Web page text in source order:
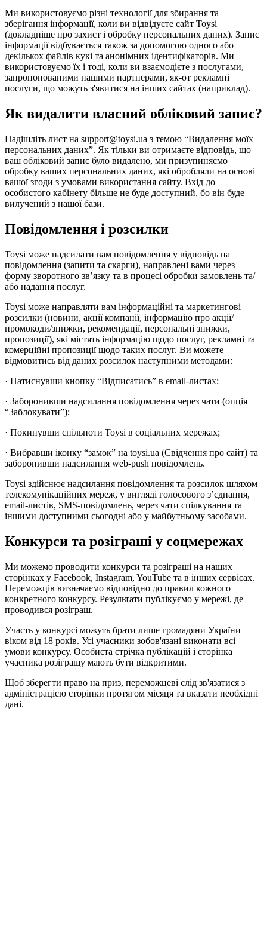
Ми використовуємо різні технології для збирання та
зберігання інформації, коли ви відвідуєте сайт Toysi
(докладніше про захист і обробку персональних даних). Запис
інформації відбувається також за допомогою одного або
декількох файлів кукі та анонімних ідентифікаторів. Ми
використовуємо їх і тоді, коли ви взаємодієте з послугами,
запропонованими нашими партнерами, як-от рекламні
послуги, що можуть з'явитися на інших сайтах (наприклад).
Як видалити власний обліковий запис?
Надішліть лист на support@toysi.ua з темою “Видалення моїх
персональних даних”. Як тільки ви отримаєте відповідь, що
ваш обліковий запис було видалено, ми призупиняємо
обробку ваших персональних даних, які обробляли на основі
вашої згоди з умовами використання сайту. Вхід до
особистого кабінету більше не буде доступний, бо він буде
вилучений з нашої бази.
Повідомлення і розсилки
Toysi може надсилати вам повідомлення у відповідь на
повідомлення (запити та скарги), направлені вами через
форму зворотного зв’язку та в процесі обробки замовлень та/
або надання послуг.
Toysi може направляти вам інформаційні та маркетингові
розсилки (новини, акції компанії, інформацію про акції/
промокоди/знижки, рекомендації, персональні знижки,
пропозиції), які містять інформацію щодо послуг, рекламні та
комерційні пропозиції щодо таких послуг. Ви можете
відмовитись від даних розсилок наступними методами:
· Натиснувши кнопку “Відписатись” в email-листах;
· Заборонивши надсилання повідомлення через чати (опція
“Заблокувати”);
· Покинувши спільноти Toysi в соціальних мережах;
· Вибравши іконку “замок” на toysi.ua (Свідчення про сайт) та
заборонивши надсилання web-push повідомлень.
Toysi здійснює надсилання повідомлення та розсилок шляхом
телекомунікаційних мереж, у вигляді голосового з’єднання,
email-листів, SMS-повідомлень, через чати спілкування та
іншими доступними сьогодні або у майбутньому засобами.
Конкурси та розіграші у соцмережах
Ми можемо проводити конкурси та розіграші на наших
сторінках у Facebook, Instagram, YouTube та в інших сервісах.
Переможців визначаємо відповідно до правил кожного
конкретного конкурсу. Результати публікуємо у мережі, де
проводився розіграш.
Участь у конкурсі можуть брати лише громадяни України
віком від 18 років. Усі учасники зобов'язані виконати всі
умови конкурсу. Особиста стрічка публікацій і сторінка
учасника розіграшу мають бути відкритими.
Щоб зберегти право на приз, переможцеві слід зв'язатися з
адміністрацією сторінки протягом місяця та вказати необхідні
дані.